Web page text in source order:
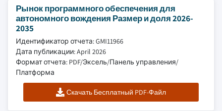
Рынок программного обеспечения для
автономного вождения Размер и доля 2026-
2035
Идентификатор отчета: GMI11966
Дата публикации: April 2026
Формат отчета: PDF/Эксель/Панель управления/
Платформа
Скачать Бесплатный PDF-Файл